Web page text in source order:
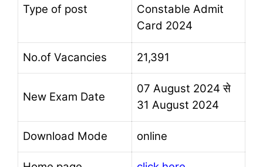
Type of post
Constable Admit
Card 2024
No.of Vacancies 21,391
New Exam Date
07 August 2024 से
31 August 2024
Download Mode online